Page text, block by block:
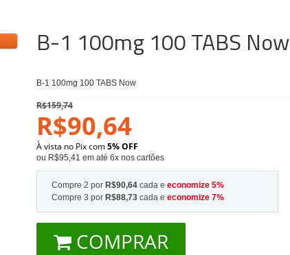
B-1 100mg 100 TABS Now
B-1 100mg 100 TABS Now
R$159,74
R$90,64
À vista no Pix com5% OFF
ou R$95,41 em até 6x nos cartões
Compre 2 por R$90,64cada e economize 5%
Compre 3 por R$88,73cada e economize 7%
COMPRAR